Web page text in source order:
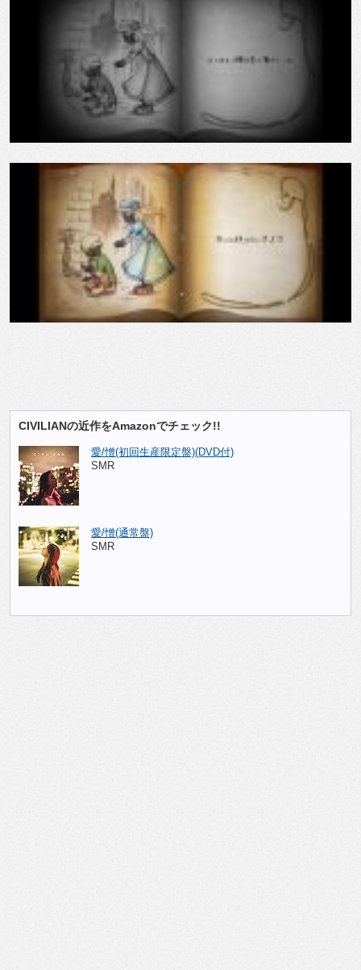
CIVILIANの近作をAmazonでチェック!!
愛/憎(初回生産限定盤)(DVD付)
SMR
愛/憎(通常盤)
SMR